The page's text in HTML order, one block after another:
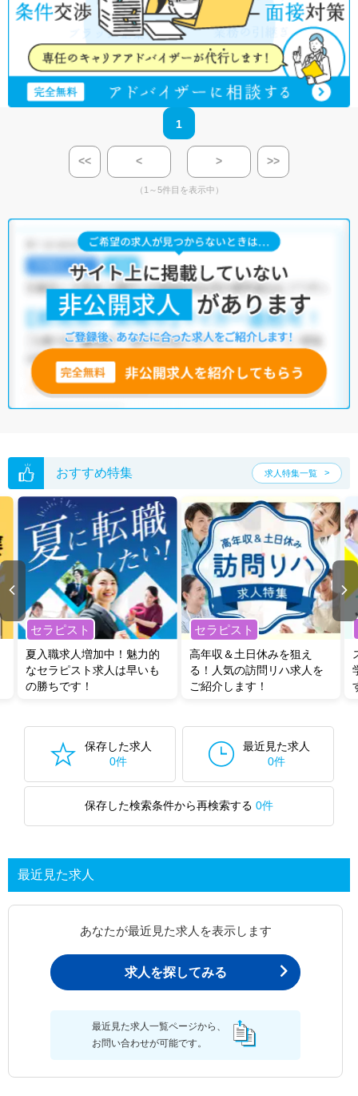
1
<< < > >>
（1～5件目を表示中）
おすすめ特集 求人特集一覧
セラピスト
夏入職求人増加中！魅力的
なセラピスト求人は早いも
の勝ちです！
セラピスト
高年収＆土日休みを狙え
る！人気の訪問リハ求人を
ご紹介します！
保存した求人
0件
最近見た求人
0件
保存した検索条件から再検索する 0件
最近見た求人
あなたが最近見た求人を表示します
求人を探してみる
最近見た求人一覧ページから、
お問い合わせが可能です。